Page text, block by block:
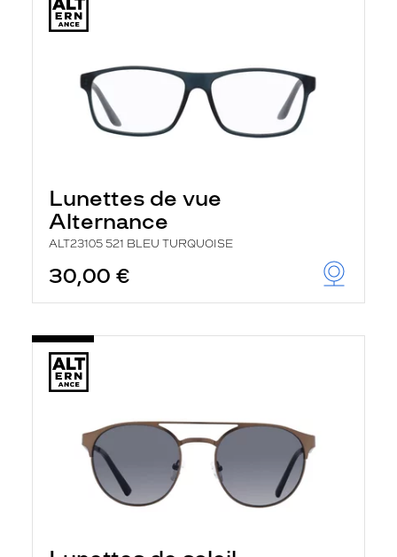
Lunettes de vue
Alternance
ALT23105 521 BLEU TURQUOISE
30,00 €